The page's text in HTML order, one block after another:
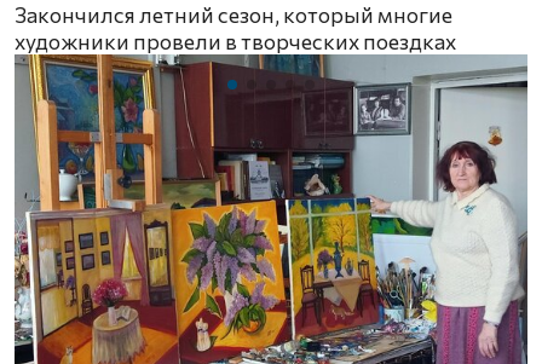
Закончился летний сезон, который многие
художники провели в творческих поездках